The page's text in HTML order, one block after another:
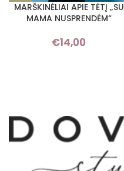
MARŠKINĖLIAI APIE TĖTĮ „SU
MAMA NUSPRENDĖM“
€14,00